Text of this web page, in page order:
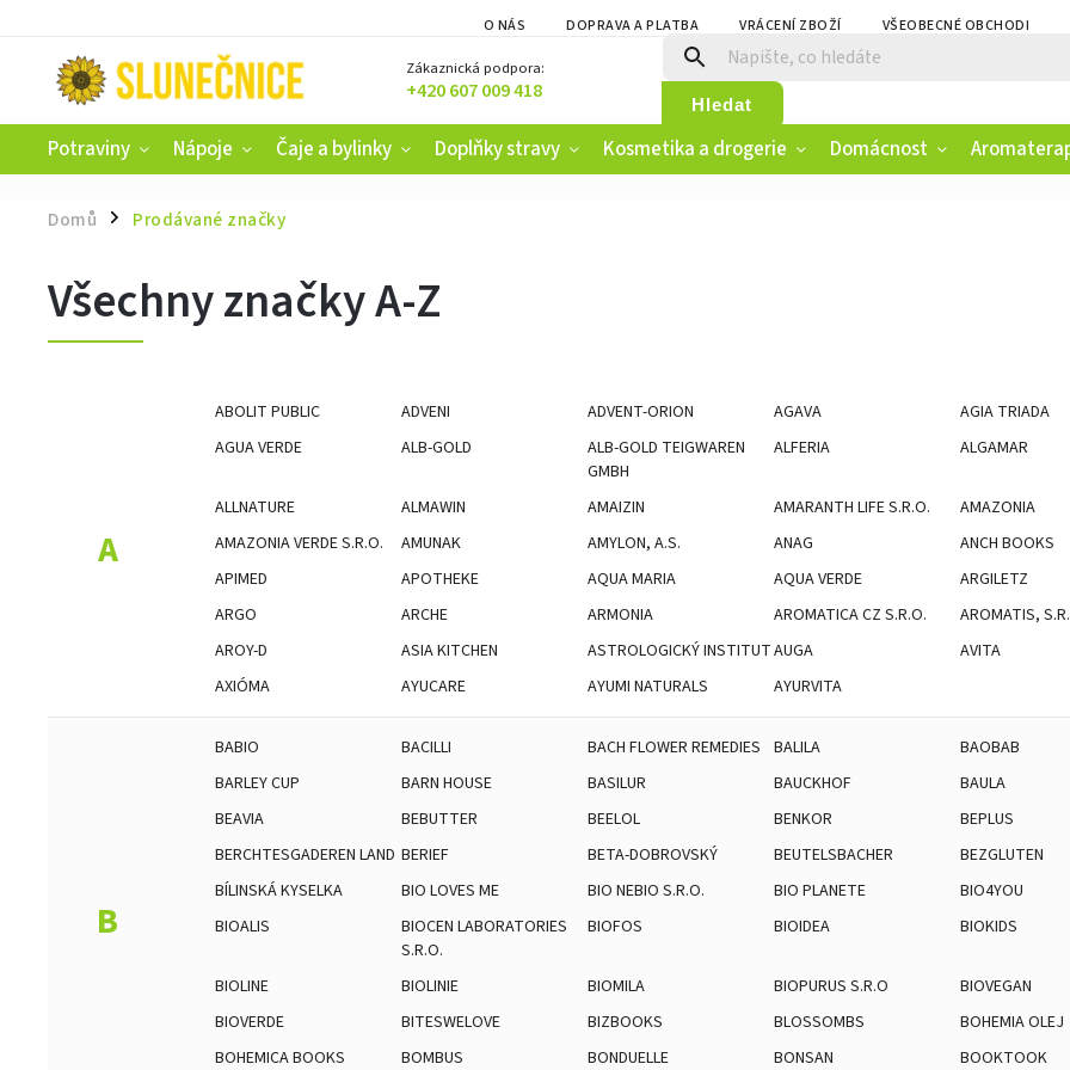
O NÁS DOPRAVA A PLATBA VRÁCENÍ ZBOŽÍ VŠEOBECNÉ OBCHODNÍ
Zákaznická podpora:
+420 607 009 418 Hledat
Potraviny Nápoje Čaje a bylinky Doplňky stravy Kosmetika a drogerie Domácnost
Domů / Prodávané značky
Všechny značky A-Z
A
ABOLIT PUBLIC ADVENI ADVENT-ORION AGAVA
AGIA TRIADA
AGUA VERDE
ALB-GOLD
ALB-GOLD TEIGWAREN
GMBH
ALFERIA ALGAMAR
ALLNATURE ALMAWIN AMAIZIN AMARANTH LIFE S.R.O.
AMAZONIA
AMAZONIA VERDE S.R.O.
AMUNAK AMYLON, A.S. ANAG
ANCH BOOKS
APIMED
APOTHEKE AQUA MARIA AQUA VERDE
ARGILETZ
ARGO
ARCHE ARMONIA AROMATICA CZ S.R.O.
AROMATIS,
AROY-D
ASIA KITCHEN ASTROLOGICKÝ INSTITUTAUGA
AVITA
AXIÓMA
AYUCARE AYUMI NATURALS AYURVITA
B
BABIO BACILLI BACH FLOWER REMEDIES BALILA
BAOBAB
BARLEY CUP
BARN HOUSE BASILUR BAUCKHOF
BAULA
BEAVIA
BEBUTTER BEELOL BENKOR
BEPLUS
BERCHTESGADEREN LAND BERIEF BETA-DOBROVSKÝ BEUTELSBACHER
BEZGLUTEN
BÍLINSKÁ KYSELKA
BIO LOVES ME BIO NEBIO S.R.O. BIO PLANETE
BIO4YOU
BIOALIS
BIOCEN LABORATORIES
S.R.O.
BIOFOS BIOIDEA BIOKIDS
BIOLINE BIOLINIE BIOMILA BIOPURUS S.R.O
BIOVEGAN
BIOVERDE
BITESWELOVE BIZBOOKS BLOSSOMBS
BOHEMIA OLEJ
BOHEMICA BOOKS
BOMBUS BONDUELLE BONSAN BOOKTOOK